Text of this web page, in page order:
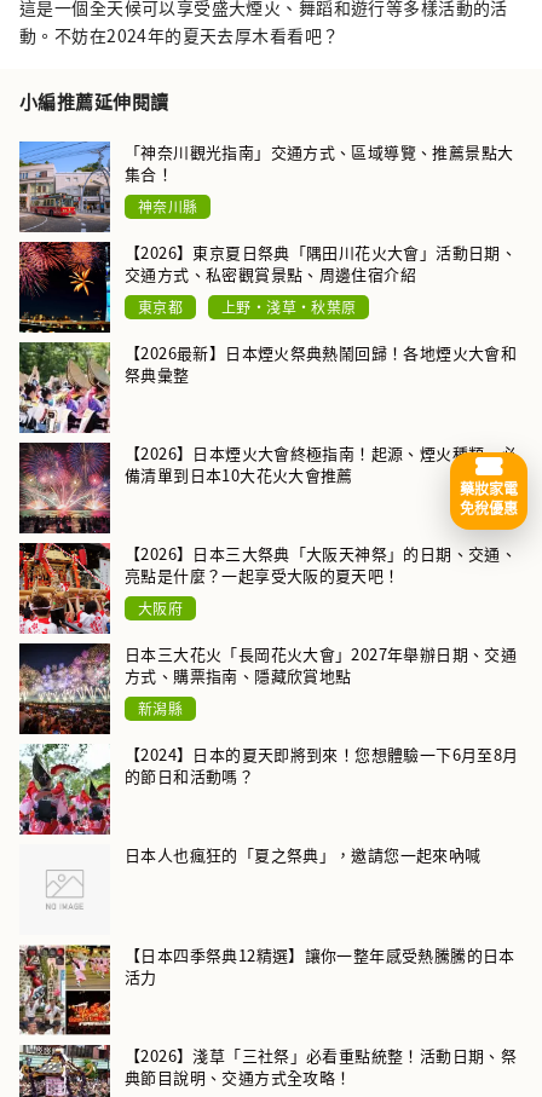
這是一個全天候可以享受盛大煙火、舞蹈和遊行等多樣活動的活
動。不妨在2024年的夏天去厚木看看吧？
小編推薦延伸閱讀
「神奈川觀光指南」交通方式、區域導覽、推薦景點大
集合！
神奈川縣
【2026】東京夏日祭典「隅田川花火大會」活動日期、
交通方式、私密觀賞景點、周邊住宿介紹
東京都 上野・淺草・秋葉原
【2026最新】日本煙火祭典熱鬧回歸！各地煙火大會和
祭典彙整
【2026】日本煙火大會終極指南！起源、煙火種類、必
備清單到日本10大花火大會推薦
【2026】日本三大祭典「大阪天神祭」的日期、交通、
亮點是什麼？一起享受大阪的夏天吧！
大阪府
日本三大花火「長岡花火大會」2027年舉辦日期、交通
方式、購票指南、隱藏欣賞地點
新潟縣
【2024】日本的夏天即將到來！您想體驗一下6月至8月
的節日和活動嗎？
日本人也瘋狂的「夏之祭典」，邀請您一起來吶喊
【日本四季祭典12精選】讓你一整年感受熱騰騰的日本
活力
【2026】淺草「三社祭」必看重點統整！活動日期、祭
典節目說明、交通方式全攻略！
藥妝家電
免稅優惠